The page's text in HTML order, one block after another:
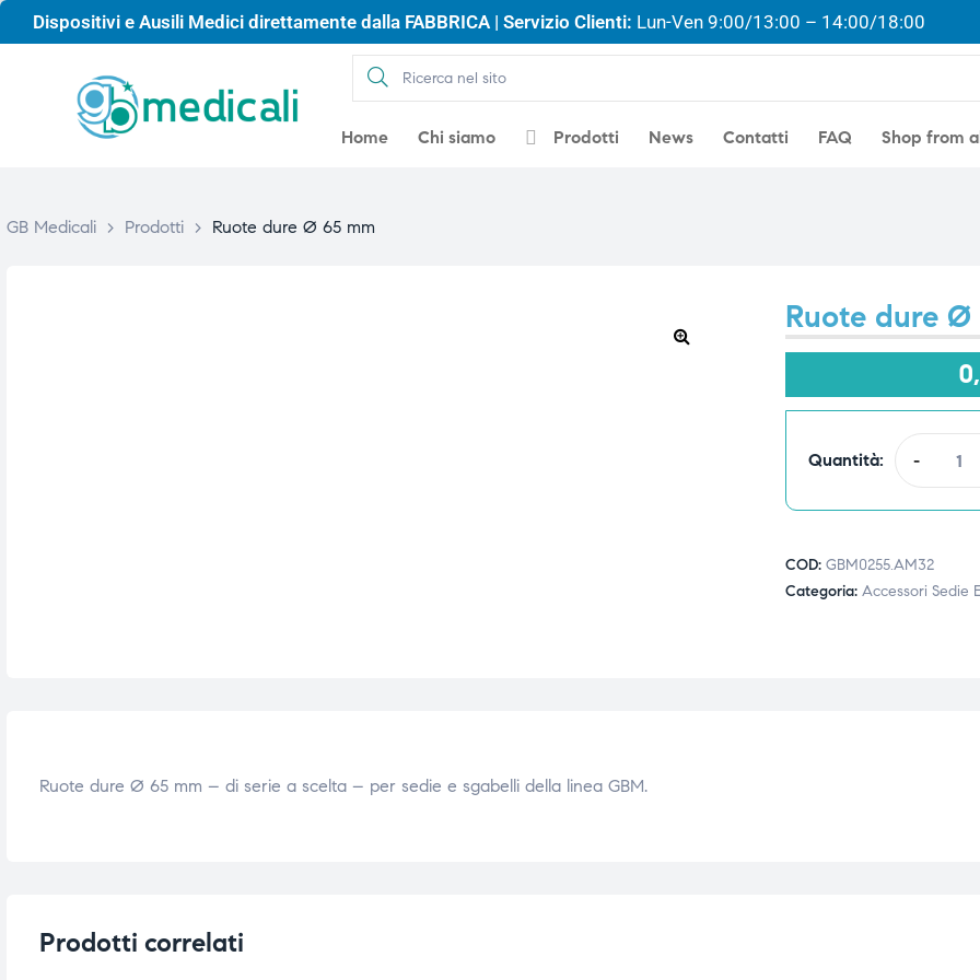
Dispositivi e Ausili Medici direttamente dalla FABBRICA | Servizio Clienti: Lun-Ven 9:00/13:00 – 14:00/18:00
Home Chi siamo Prodotti News Contatti FAQ Shop from
GB Medicali > Prodotti > Ruote dure Ø 65 mm
Ruote dure Ø
Quantità: -
COD: GBM0255.AM32
Categoria: Accessori Sedie
Ruote dure Ø 65 mm – di serie a scelta – per sedie e sgabelli della linea GBM.
Prodotti correlati